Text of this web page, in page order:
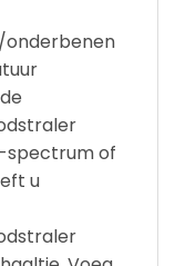
spectrum of
u